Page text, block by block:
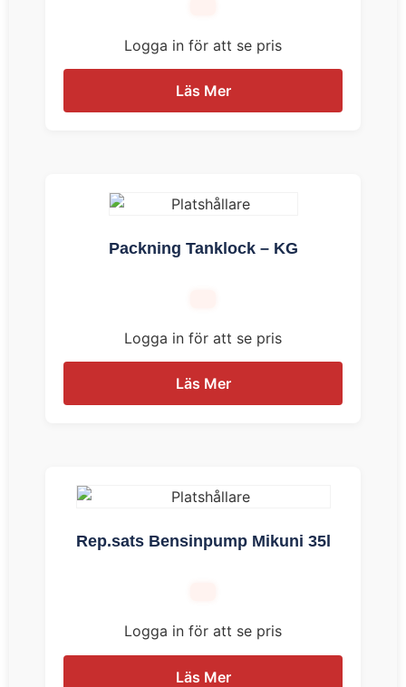
Logga in för att se pris
Läs Mer
Packning Tanklock – KG
Logga in för att se pris
Läs Mer
Rep.sats Bensinpump Mikuni 35l
Logga in för att se pris
Läs Mer